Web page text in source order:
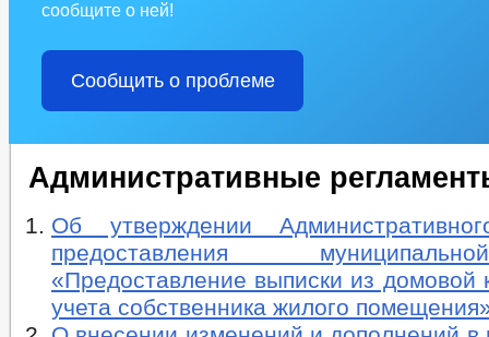
сообщите о ней!
Сообщить о проблеме
Административные
Об утверждении
предоставления
«Предоставление выписки из домовой
учета собственника жилого